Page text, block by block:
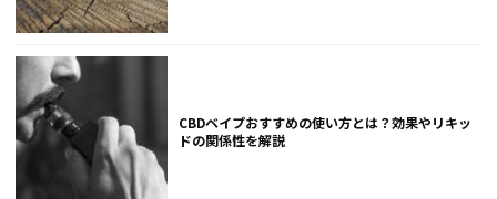
CBDベイプおすすめの使い方とは？効果やリキッ
ドの関係性を解説